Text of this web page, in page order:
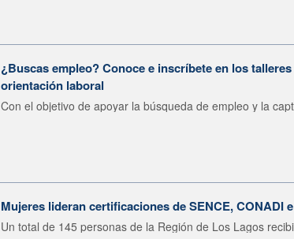
¿Buscas empleo? Conoce e inscríbete en los
orientación laboral
Con el objetivo de apoyar la búsqueda de empleo y la
Mujeres lideran certificaciones de SENCE, CONADI
Un total de 145 personas de la Región de Los Lagos